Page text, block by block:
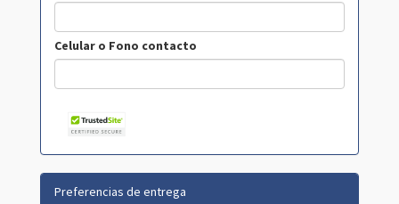
Celular o Fono contacto
Preferencias de entrega